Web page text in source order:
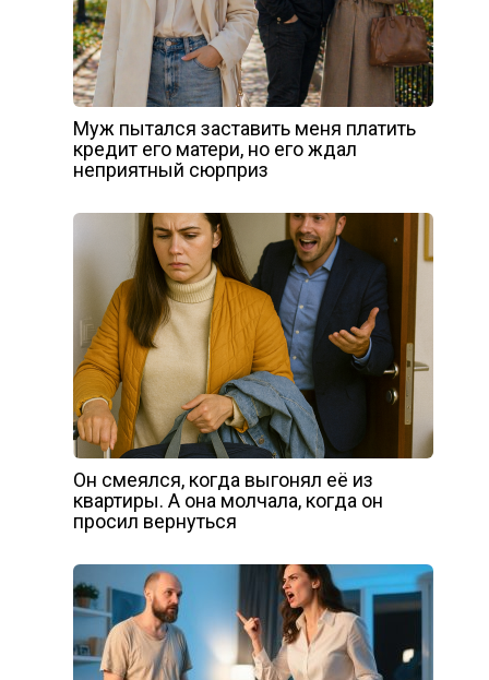
Муж пытался заставить меня платить
кредит его матери, но его ждал
неприятный сюрприз
Он смеялся, когда выгонял её из
квартиры. А она молчала, когда он
просил вернуться